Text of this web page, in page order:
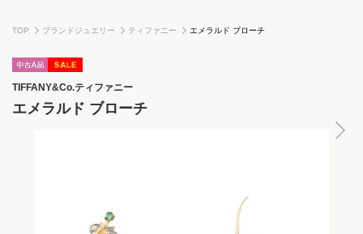
TOP ブランドジュエリー ティファニー エメラルド ブローチ
TIFFANY&Co.ティファニー
エメラルド ブローチ